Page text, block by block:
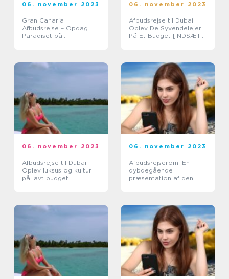
06. november 2023
Gran Canaria
Afbudsrejse – Opdag
Paradiset på
06. november 2023
Afbudsrejse til Dubai:
Oplev De Syvendelejer
På Et Budget [INDSÆT
06. november 2023
Afbudsrejse til Dubai:
Oplev luksus og kultur
på lavt budget
06. november 2023
Afbudsrejserom: En
dybdegående
præsentation af den